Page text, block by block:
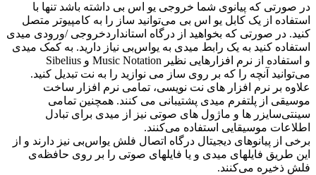
در صورتی که پیانوی شما خروجی یو اس بی داشته باشد تنها با
استفاده از یک کابل یو اس بی می‌توانید ساز را به کامپیوتر متصل
کنید. در صورتی که بخواهید از درگاه استانداردخروجی /ورودی میدی
استفاده کنید به یک رابط میدی به یواس‌بی نیاز دارید. به کمک میدی
و استفاده از نرم افزارهایی نظیر Music Notation و Sibelius
می‌توانید آنچه را که بر روی ساز می نوازید را به نت تبدیل کنید.
علاوه بر نرم افزار های نت نویسی، تمامی نرم افزار ساخت
موسیقی از پلتفرم میدی پشتیبانی می کنند. همچنین تمامی
سینتی‌سایزر ها و ماژول های صوتی نیز از میدی برای تبادل
اطلاعات موسیقایی استفاده می‌کنند.
برخی از پیانوهای دیجیتال درگاه اتصال فلش یو‌اس‌بی نیز دارند و از
این طریق فایلهای میدی و یا فایلهای صوتی را بر روی حافظه‌ی
فلش ذخیره می‌کنند.